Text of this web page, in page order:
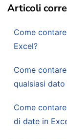
Articoli
Come
Excel?
Come
qualsiasi dato
Come
di date in